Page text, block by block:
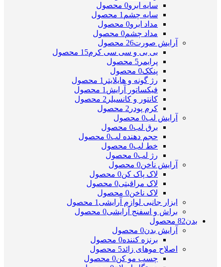
سایه ابرو0 محصول
سایه چشم 1 محصول
مداد ابرو0 محصول
مداد چشم0 محصول
آرایش صورت26 محصول
بی بی و سی سی کرم15 محصول
پرایمر 5 محصول
پنکک0 محصول
رژ گونه و هایلایتر 1 محصول
فیکساتور آرایش 1 محصول
کانتور و کانسیلر 2 محصول
کرم پودر 2 محصول
آرایش لب0 محصول
برق لب0 محصول
حجم دهنده لب0 محصول
خط لب0 محصول
رژ لب0 محصول
آرایش ناخن0 محصول
لاک پاک کن0 محصول
لاک مراقبتی0 محصول
لاک ناخن0 محصول
ابزار جانبی لوازم آرایشی 1 محصول
براش و اسفنج آرایشی0 محصول
بدن82 محصول
آرایش بدن0 محصول
برنزه کننده0 محصول
اصلاح موهای زائد5 محصول
چسب مو کن0 محصول